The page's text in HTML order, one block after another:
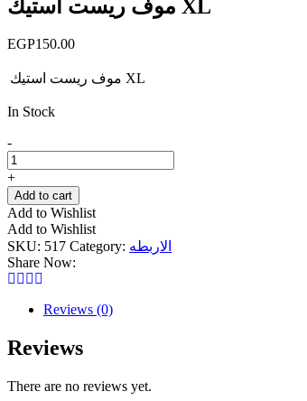
موف ريست استيك XL
EGP150.00
موف ريست استيك XL
In Stock
موف
ريست
استيك
XL
quantity
-
+
Add to cart
Add to Wishlist
Add to Wishlist
SKU: 517 Category: الاربطه
Share Now:
Reviews (0)
Reviews
There are no reviews yet.